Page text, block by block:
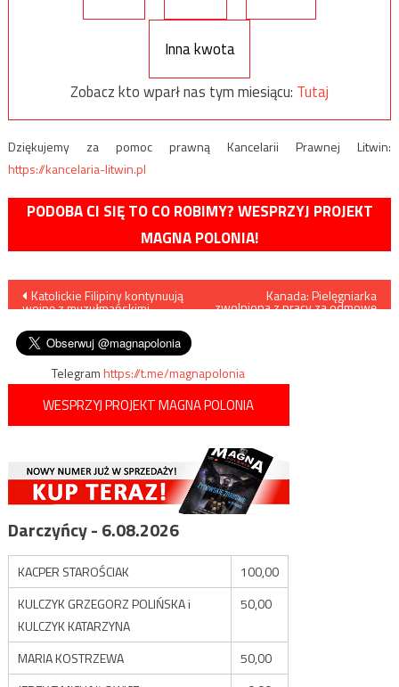
Inna kwota
Zobacz kto wparł nas tym miesiącu: Tutaj
Dziękujemy za pomoc prawną Kancelarii Prawnej Litwin:
https://kancelaria-litwin.pl
PODOBA CI SIĘ TO CO ROBIMY? WESPRZYJ PROJEKT
MAGNA POLONIA!
Nawigacja
wpisu
Katolickie Filipiny kontynuują
wojnę z muzułmańskimi
Kanada: Pielęgniarka
zwolniona z pracy za odmowę
Telegramhttps://t.me/magnapolonia
WESPRZYJ PROJEKT MAGNA POLONIA
Darczyńcy - 6.08.2026
KACPER STAROŚCIAK
100,00
KULCZYK GRZEGORZ POLIŃSKA i
KULCZYK KATARZYNA
50,00
MARIA KOSTRZEWA
50,00